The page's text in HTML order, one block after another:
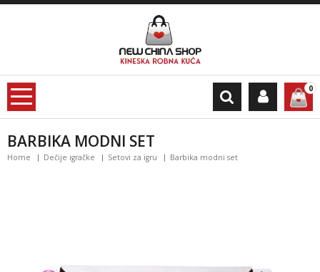
0
BARBIKA MODNI SET
Home Dečije igračke Setovi za igru Barbika modni set